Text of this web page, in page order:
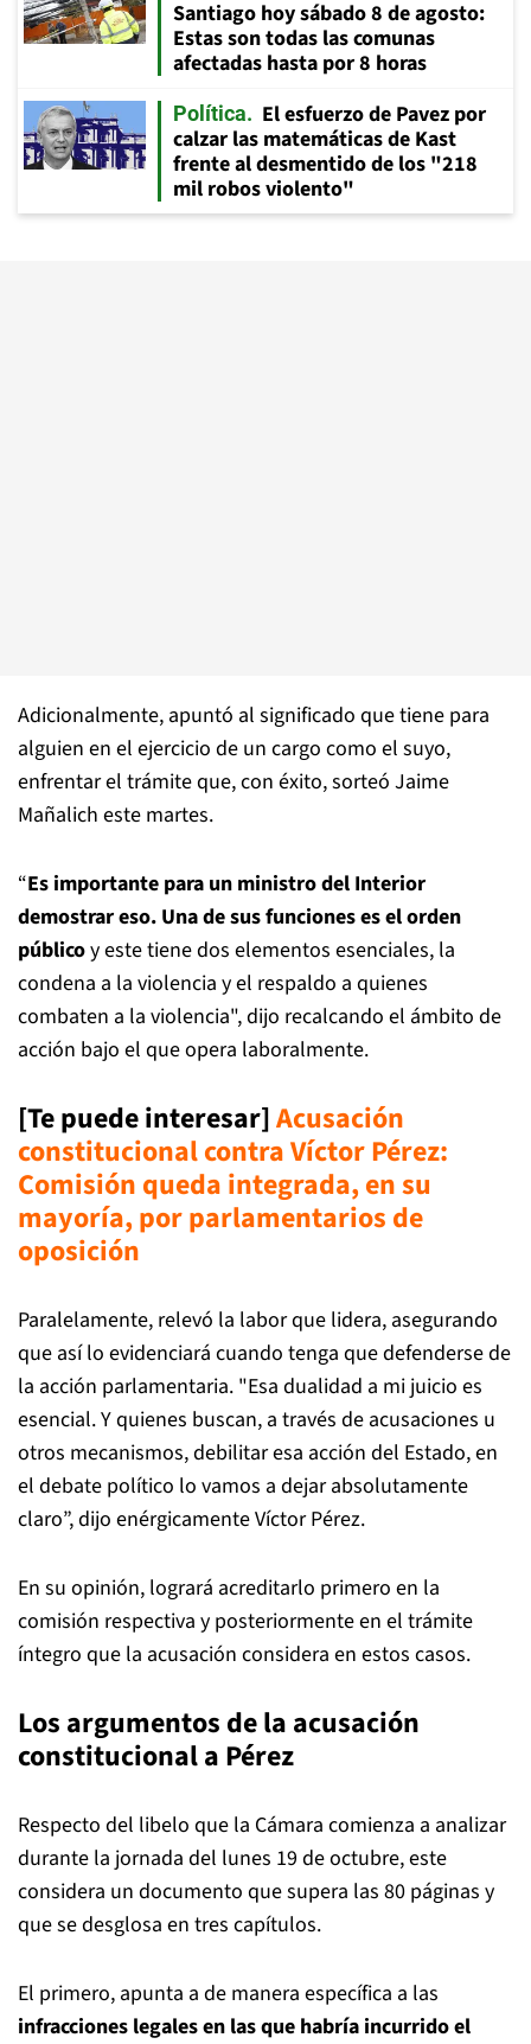
Santiago hoy sábado 8 de agosto:
Estas son todas las comunas
afectadas hasta por 8 horas
Política
El esfuerzo de Pavez por
calzar las matemáticas de Kast
frente al desmentido de los "218
mil robos violento"
Adicionalmente, apuntó al significado que tiene para
alguien en el ejercicio de un cargo como el suyo,
enfrentar el trámite que, con éxito, sorteó Jaime
Mañalich este martes.
“Es importante para un ministro del Interior
demostrar eso. Una de sus funciones es el orden
públicoy este tiene dos elementos esenciales, la
condena a la violencia y el respaldo a quienes
combaten a la violencia", dijo recalcando el ámbito de
acción bajo el que opera laboralmente.
[Te puede interesar]Acusación
constitucional contra Víctor Pérez:
Comisión queda integrada, en su
mayoría, por parlamentarios de
oposición
Paralelamente, relevó la labor que lidera, asegurando
que así lo evidenciará cuando tenga que defenderse de
la acción parlamentaria. "Esa dualidad a mi juicio es
esencial. Y quienes buscan, a través de acusaciones u
otros mecanismos, debilitar esa acción del Estado, en
el debate político lo vamos a dejar absolutamente
claro”, dijo enérgicamente Víctor Pérez.
En su opinión, logrará acreditarlo primero en la
comisión respectiva y posteriormente en el trámite
íntegro que la acusación considera en estos casos.
Los argumentos de la acusación
constitucional a Pérez
Respecto del libelo que la Cámara comienza a analizar
durante la jornada del lunes 19 de octubre, este
considera un documento que supera las 80 páginas y
que se desglosa en tres capítulos.
El primero, apunta a de manera específica a las
infracciones legales en las que habría incurrido el